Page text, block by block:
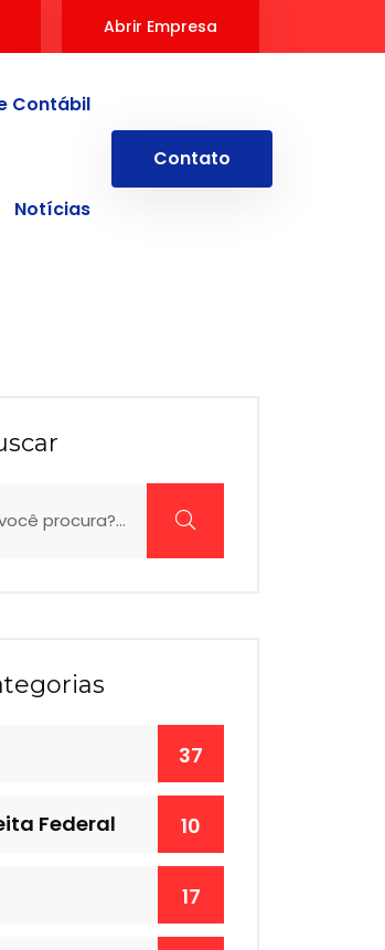
Abrir Empresa
Contábil
Notícias
Contato
37
Federal 10
17